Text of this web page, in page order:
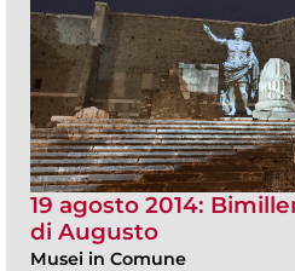
19 agosto 2014:
di Augusto
Musei in Comune